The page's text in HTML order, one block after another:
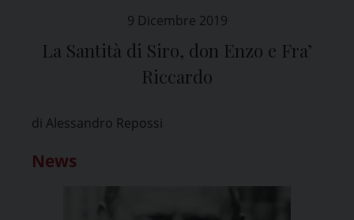
9 Dicembre 2019
La Santità di Siro, don Enzo e Fra’
Riccardo
di Alessandro Repossi
News